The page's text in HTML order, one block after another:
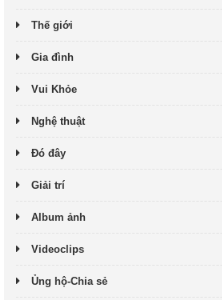
Thế giới
Gia đình
Vui Khỏe
Nghệ thuật
Đó đây
Giải trí
Album ảnh
Videoclips
Ủng hộ-Chia sẻ